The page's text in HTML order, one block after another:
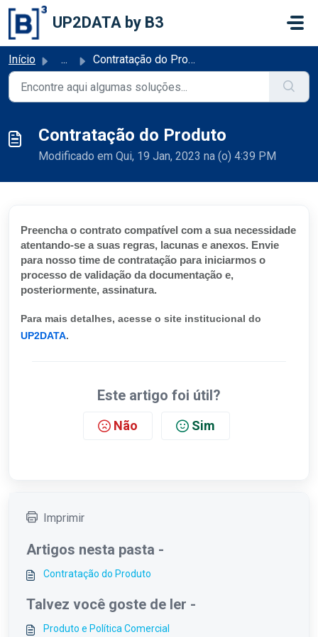
Ir para o conteúdo principal
UP2DATA by B3
Início ... Contratação do Produto
Contratação do Produto
Modificado em Qui, 19 Jan, 2023 na (o) 4:39 PM
Preencha o contrato compatível com a sua necessidade
atentando-se a suas regras, lacunas e anexos. Envie
para nosso time de contratação para iniciarmos o
processo de validação da documentação e,
posteriormente, assinatura.
Para mais detalhes, acesse o site institucional do
UP2DATA.
Este artigo foi útil?
Não Sim
Imprimir
Artigos nesta pasta -
Contratação do Produto
Talvez você goste de ler -
Produto e Política Comercial